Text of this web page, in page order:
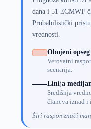
dana i 51 ECMWF
Probabilistički
vrednosti.
Obojeni opseg
Verovatni
scenarija.
Linija
Središnja
članova iznad i
Širi raspon znači